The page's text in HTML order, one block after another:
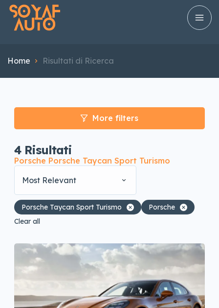
Home Risultati di Ricerca
More filters
4 Risultati
Porsche Porsche Taycan Sport Turismo
Most Relevant
Porsche Taycan Sport Turismo
Porsche
Clear all